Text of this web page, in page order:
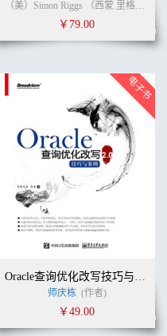
（美）Simon Riggs （西蒙.里格斯）, Gianni Ciolli（贾尼.乔里）, Hannu Krosing（汉努.克劳辛）, Gabriele Bartolini（加布里埃.巴托里尼） (作者)
￥79.00
Oracle查询优化改写技巧与案例2.0
师庆栋 (作者)
￥49.00